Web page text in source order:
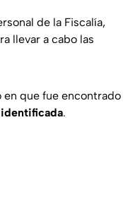
de la Fiscalía,
llevar a cabo las
en que fue encontrado
.